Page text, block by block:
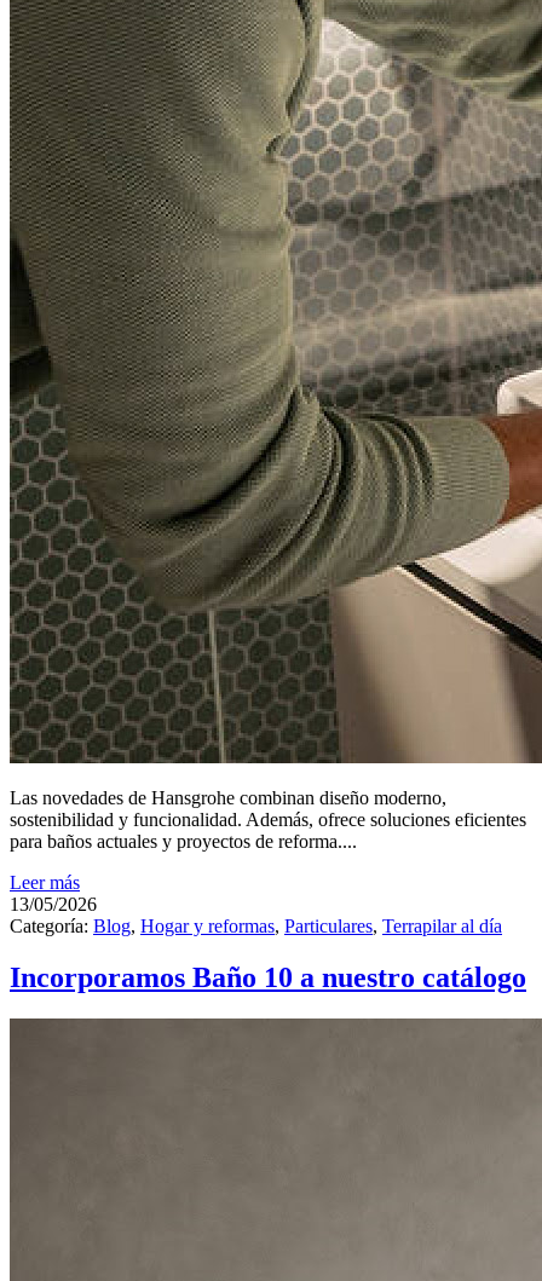
Las novedades de Hansgrohe combinan diseño moderno,
sostenibilidad y funcionalidad. Además, ofrece soluciones eficientes
para baños actuales y proyectos de reforma....
Leer más
13/05/2026
Categoría: Blog, Hogar y reformas, Particulares, Terrapilar al día
Incorporamos Baño 10 a nuestro catálogo